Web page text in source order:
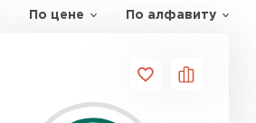
По цене По алфавиту